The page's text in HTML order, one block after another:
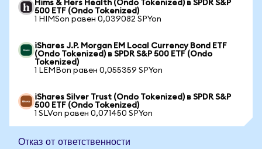
Hims & Hers Health (Ondo Tokenized) в SPDR S&P
500 ETF (Ondo Tokenized)
1 HIMSon равен 0,039082 SPYon
iShares J.P. Morgan EM Local Currency Bond ETF
(Ondo Tokenized) в SPDR S&P 500 ETF (Ondo
Tokenized)
1 LEMBon равен 0,055359 SPYon
iShares Silver Trust (Ondo Tokenized) в SPDR S&P
500 ETF (Ondo Tokenized)
1 SLVon равен 0,071450 SPYon
Отказ от ответственности